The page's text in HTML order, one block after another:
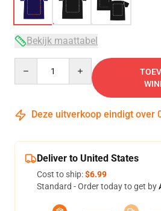
Bekijk maattabel
Deze uitverkoop eindigt over
Deliver to United States
Cost to ship:$6.99
Standard - Order today to get by